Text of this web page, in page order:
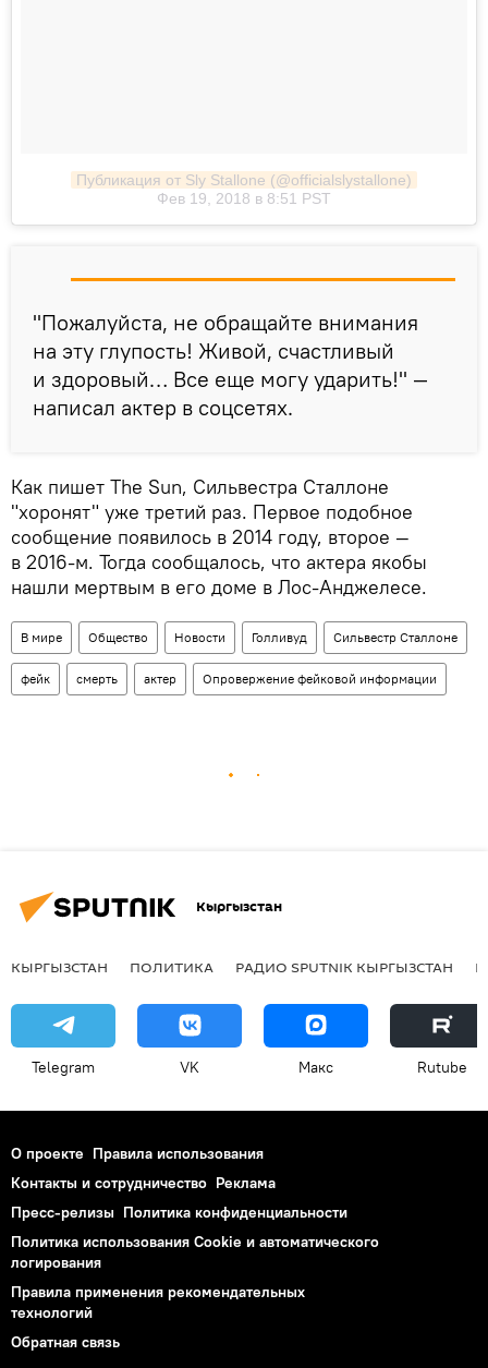
Публикация от Sly Stallone (@officialslystallone)
Фев 19, 2018 в 8:51 PST
"Пожалуйста, не обращайте внимания
на эту глупость! Живой, счастливый
и здоровый… Все еще могу ударить!" —
написал актер в соцсетях.
Как пишет The Sun, Сильвестра Сталлоне
"хоронят" уже третий раз. Первое подобное
сообщение появилось в 2014 году, второе —
в 2016-м. Тогда сообщалось, что актера якобы
нашли мертвым в его доме в Лос-Анджелесе.
В мире Общество Новости Голливуд Сильвестр Сталлоне
фейк смерть актер Опровержение фейковой информации
Кыргызстан
КЫРГЫЗСТАН ПОЛИТИКА РАДИО SPUTNIK КЫРГЫЗСТАН
Telegram VK Макс Rutube
О проекте Правила использования
Контакты и сотрудничество Реклама
Пресс-релизы Политика конфиденциальности
Политика использования Cookie и автоматического
логирования
Правила применения рекомендательных
технологий
Обратная связь